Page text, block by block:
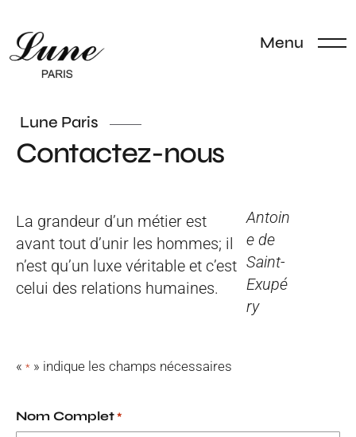
Menu
Lune Paris
Contactez-nous
La grandeur d’un métier est
avant tout d’unir les hommes; il
n’est qu’un luxe véritable et c’est
celui des relations humaines.
Antoin
e de
Saint-
Exupé
ry
« * » indique les champs nécessaires
Nom Complet *